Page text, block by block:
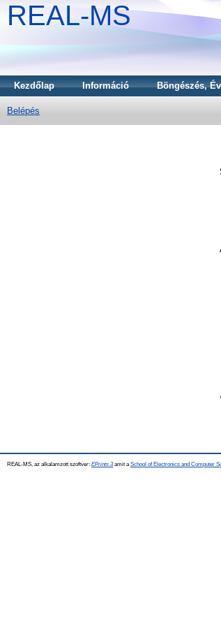
REAL-MS
Kezdőlap Információ Böngészés, Év
Belépés
REAL-MS, az alkalamzott szoftver: EPrints 3amit a School of Electronics and Computer